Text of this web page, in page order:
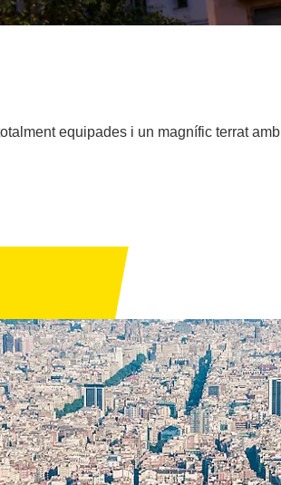
equipades i un magnífic terrat amb